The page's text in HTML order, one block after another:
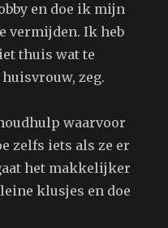
en doe ik mijn
vermijden. Ik heb
thuis wat te
zeg.
waarvoor
zelfs iets als ze er
het makkelijker
klusjes en doe